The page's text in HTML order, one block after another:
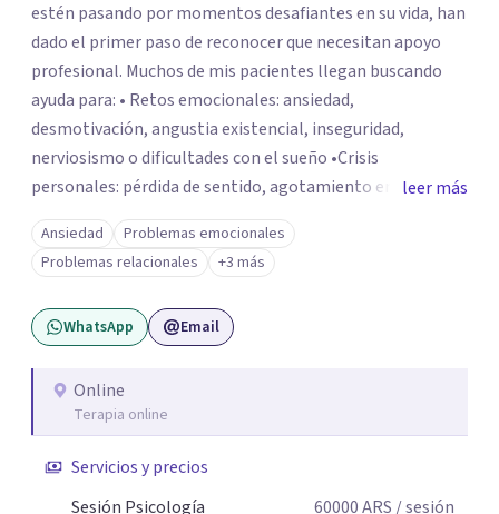
estén pasando por momentos desafiantes en su vida, han
dado el primer paso de reconocer que necesitan apoyo
profesional. Muchos de mis pacientes llegan buscando
ayuda para: • Retos emocionales: ansiedad,
desmotivación, angustia existencial, inseguridad,
nerviosismo o dificultades con el sueño •Crisis
personales: pérdida de sentido, agotamiento emocional
o dificultad para manejar transiciones vitales •Conflictos
relacionales: problemas de pareja, tensiones familiares,
desafíos laborales o dificultades en dinámicas sociales.
leer más
Ansiedad
Problemas emocionales
Problemas relacionales
+3 más
WhatsApp Email
Online
Terapia online
Servicios y precios
Sesión Psicología
60000ARS / sesión